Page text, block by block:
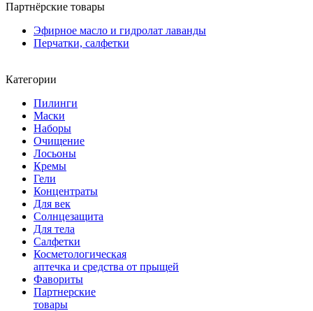
Партнёрские товары
Эфирное масло и гидролат лаванды
Перчатки, салфетки
Категории
Пилинги
Маски
Наборы
Очищение
Лосьоны
Кремы
Гели
Концентраты
Для век
Солнцезащита
Для тела
Салфетки
Косметологическая
аптечка и средства от прыщей
Фавориты
Партнерские
товары